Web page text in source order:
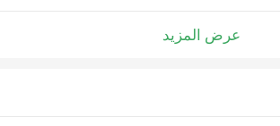
عرض المزيد